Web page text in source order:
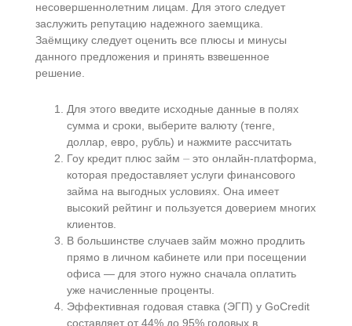
несовершеннолетним лицам. Для этого следует
заслужить репутацию надежного заемщика.
Заёмщику следует оценить все плюсы и минусы
данного предложения и принять взвешенное
решение.
Для этого введите исходные данные в полях
сумма и сроки, выберите валюту (тенге,
доллар, евро, рубль) и нажмите рассчитать
Гоу кредит плюс займ ⏤ это онлайн-платформа,
которая предоставляет услуги финансового
займа на выгодных условиях.​ Она имеет
высокий рейтинг и пользуется доверием многих
клиентов.
В большинстве случаев займ можно продлить
прямо в личном кабинете или при посещении
офиса — для этого нужно сначала оплатить
уже начисленные проценты.
Эффективная годовая ставка (ЭГП) у GoCredit
составляет от 44% до 95% годовых в